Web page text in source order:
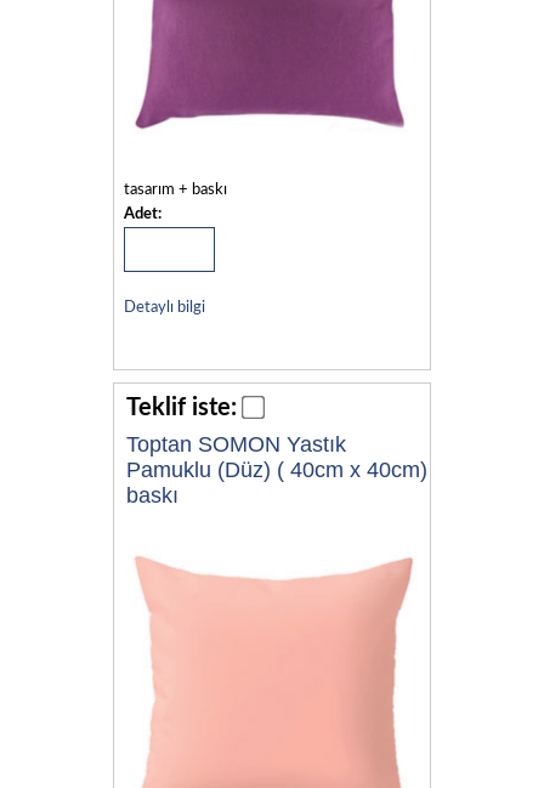
tasarım + baskı
Adet:
Detaylı bilgi
Teklif iste:
Toptan SOMON Yastık
Pamuklu (Düz) ( 40cm x 40cm)
baskı